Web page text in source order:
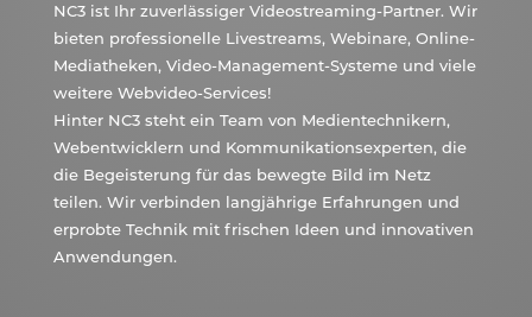
NC3 ist Ihr zuverlässiger Videostreaming-Partner. Wir
bieten professionelle Livestreams, Webinare, Online-
Mediatheken, Video-Management-Systeme und viele
weitere Webvideo-Services!
Hinter NC3 steht ein Team von Medientechnikern,
Webentwicklern und Kommunikationsexperten, die
die Begeisterung für das bewegte Bild im Netz
teilen. Wir verbinden langjährige Erfahrungen und
erprobte Technik mit frischen Ideen und innovativen
Anwendungen.